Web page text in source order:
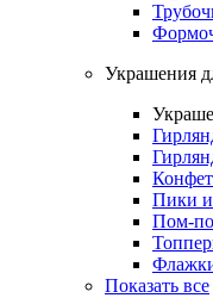
Украшения
Пики
Пом-
Показать все